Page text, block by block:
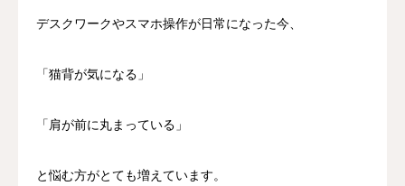
デスクワークやスマホ操作が日常になった今、
「猫背が気になる」
「肩が前に丸まっている」
と悩む方がとても増えています。